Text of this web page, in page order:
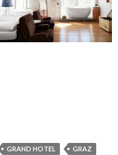
GRAND HOTEL
GRAZ